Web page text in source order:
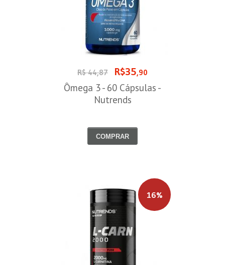
R$ 44,87 R$35,90
Ômega 3 - 60 Cápsulas -
Nutrends
COMPRAR
16%